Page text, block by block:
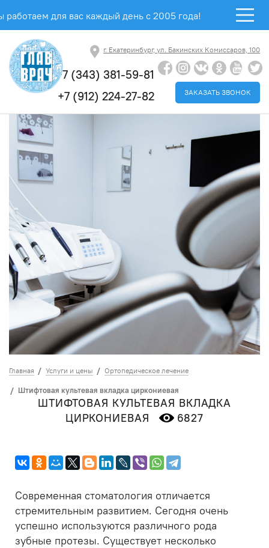
работаем для вас каждый день с 2005 года!
г. Екатеринбург, ул. Бакинских Комиссаров, 100
+7 (343) 381-59-81
+7 (912) 224-27-82
ЗАКАЗАТЬ ЗВОНОК
Главная Услуги и цены Ортопедическое лечение
Штифтовая культевая вкладка циркониевая
ШТИФТОВАЯ КУЛЬТЕВАЯ ВКЛАДКА
ЦИРКОНИЕВАЯ
6827
Современная стоматология отличается
стремительным развитием. Сегодня очень
успешно используются различного рода
зубные протезы. Существует несколько